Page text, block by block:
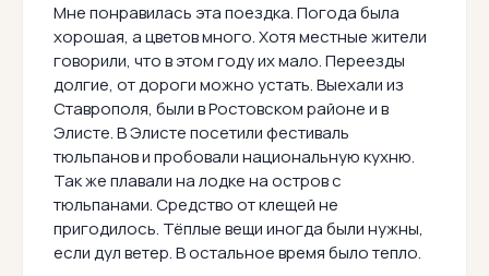
Мне понравилась эта поездка. Погода была
хорошая, а цветов много. Хотя местные жители
говорили, что в этом году их мало. Переезды
долгие, от дороги можно устать. Выехали из
Ставрополя, были в Ростовском районе и в
Элисте. В Элисте посетили фестиваль
тюльпанов и пробовали национальную кухню.
Так же плавали на лодке на остров с
тюльпанами. Средство от клещей не
пригодилось. Тёплые вещи иногда были нужны,
если дул ветер. В остальное время было тепло.